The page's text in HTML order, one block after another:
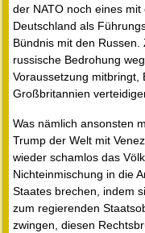
der NATO noch eines
Deutschland als
Bündnis mit den
russische Bedrohung
Voraussetzung mitbringt,
Großbritannien
Was nämlich ansonsten
Trump der Welt mit
wieder schamlos das
Nichteinmischung in die
Staates brechen, indem
zum regierenden
zwingen, diesen